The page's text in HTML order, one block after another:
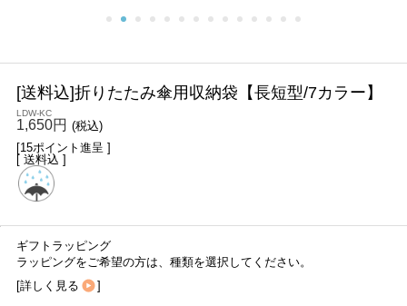
[送料込]折りたたみ傘用収納袋【長短型/7カラー】
LDW-KC
1,650円 (税込)
[15ポイント進呈 ]
[ 送料込 ]
ギフトラッピング
ラッピングをご希望の方は、種類を選択してください。
[詳しく見る ]